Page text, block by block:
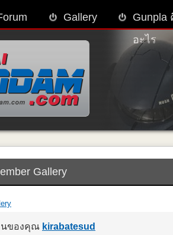
Gallery
Gunpla
อะไร
Gallery
นของคุณ kirabatesud